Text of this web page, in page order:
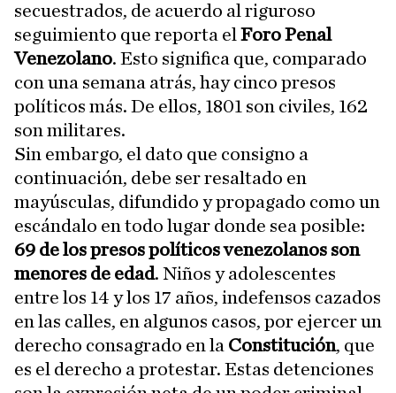
secuestrados, de acuerdo al riguroso
seguimiento que reporta el Foro Penal
Venezolano. Esto significa que, comparado
con una semana atrás, hay cinco presos
políticos más. De ellos, 1801 son civiles, 162
son militares.
Sin embargo, el dato que consigno a
continuación, debe ser resaltado en
mayúsculas, difundido y propagado como un
escándalo en todo lugar donde sea posible:
69 de los presos políticos venezolanos son
menores de edad. Niños y adolescentes
entre los 14 y los 17 años, indefensos cazados
en las calles, en algunos casos, por ejercer un
derecho consagrado en la Constitución, que
es el derecho a protestar. Estas detenciones